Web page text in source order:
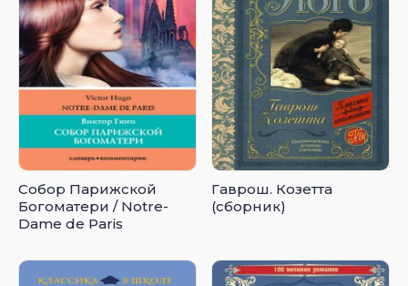
Собор Парижской
Богоматери / Notre-
Dame de Paris
Гаврош. Козетта
(сборник)